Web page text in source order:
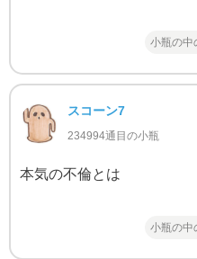
小瓶の中
スコーン7
234994通目の小瓶
本気の不倫とは
小瓶の中